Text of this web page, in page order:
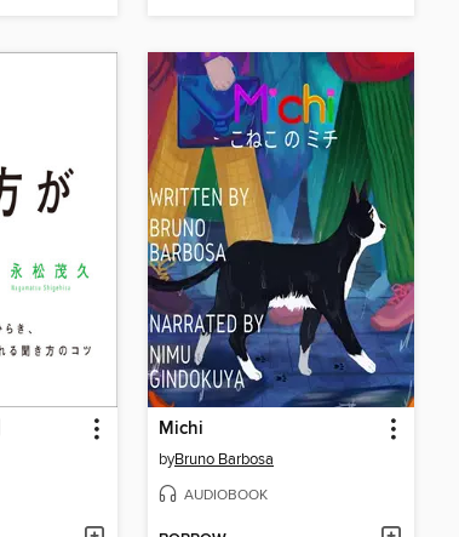
Michi
byBruno Barbosa
AUDIOBOOK